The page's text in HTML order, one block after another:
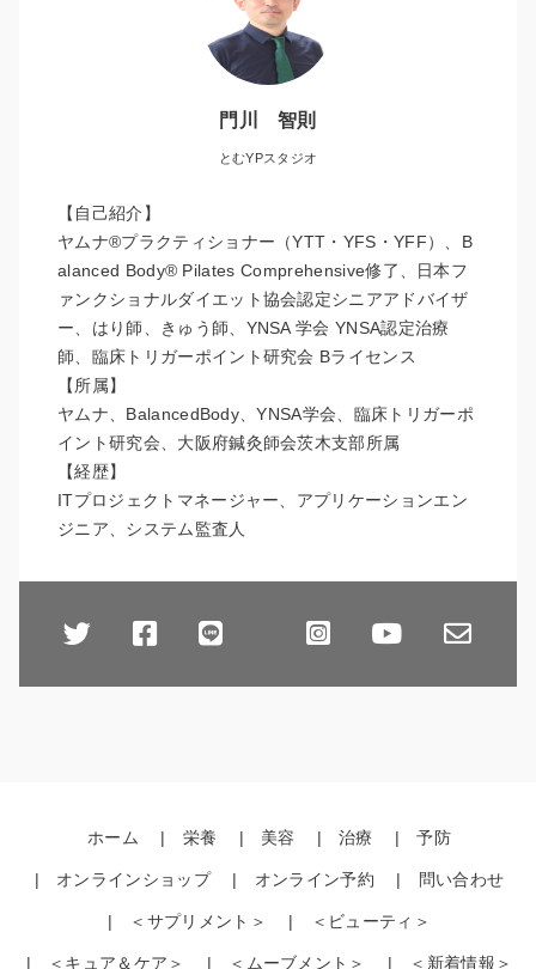
門川 智則
とむYPスタジオ
【自己紹介】
ヤムナ®︎プラクティショナー（YTT・YFS・YFF）、B
alanced Body® Pilates Comprehensive修了、日本フ
ァンクショナルダイエット協会認定シニアアドバイザ
ー、はり師、きゅう師、YNSA 学会 YNSA認定治療
師、臨床トリガーポイント研究会 Bライセンス
【所属】
ヤムナ、BalancedBody、YNSA学会、臨床トリガーポ
イント研究会、大阪府鍼灸師会茨木支部所属
【経歴】
ITプロジェクトマネージャー、アプリケーションエン
ジニア、システム監査人
ホーム 栄養 美容 治療 予防
オンラインショップ オンライン予約 問い合わせ
＜サプリメント＞ ＜ビューティ＞
＜キュア＆ケア＞ ＜ムーブメント＞ ＜新着情報＞